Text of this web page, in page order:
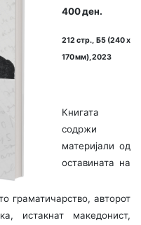
400 ден.
212 стр., Б5 (240 х
170 мм), 2023
Книгата
содржи
материјали од
оставината на
граматичарство, авторот
истакнат македонист,